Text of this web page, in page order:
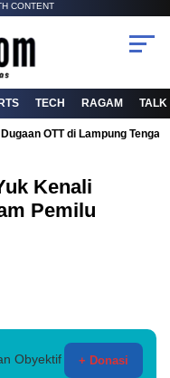
CONTENT
TECH RAGAM TALK
OTT di Lampung
Kenali
Pemilu
Obyektif + Donasi